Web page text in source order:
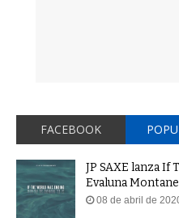
FACEBOOK
JP SAXE lanza If
Evaluna
08 de abril de